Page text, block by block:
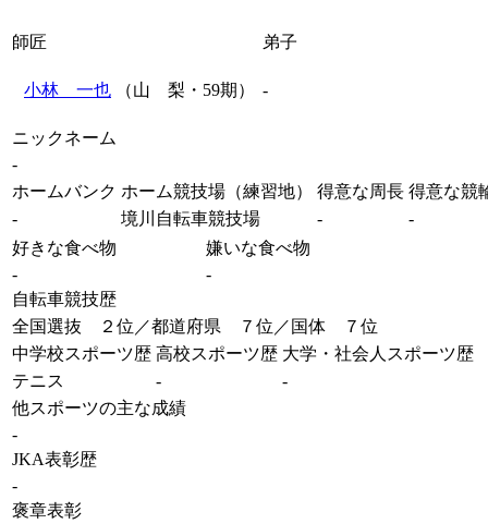
師匠 弟子
小林 一也 （山 梨・59期） -
ニックネーム
-
ホームバンク ホーム競技場（練習地） 得意な周長 得意な競
-
境川自転車競技場 -
-
好きな食べ物
嫌いな食べ物
-
-
自転車競技歴
全国選抜 ２位／都道府県 ７位／国体 ７位
中学校スポーツ歴 高校スポーツ歴 大学・社会人スポーツ歴
テニス
-
-
他スポーツの主な成績
-
JKA表彰歴
-
褒章表彰